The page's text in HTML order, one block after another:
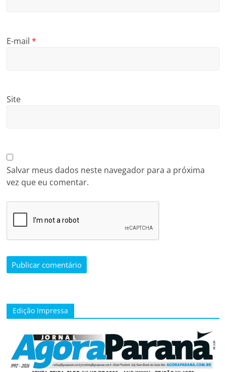
E-mail*
Site
Salvar meus dados neste navegador para a próxima
vez que eu comentar.
Edição Impressa